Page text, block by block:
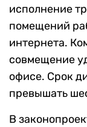
исполнение
помещений
интернета.
совмещение
офисе. Срок
превышать
В